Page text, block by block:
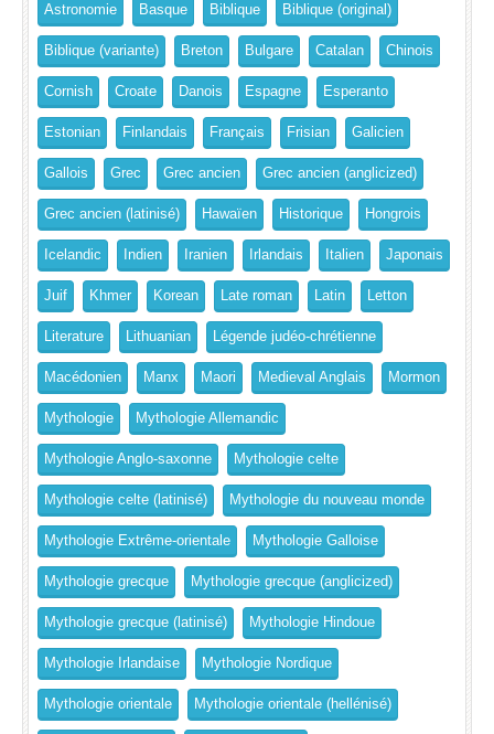
Astronomie Basque Biblique Biblique (original)
Biblique (variante) Breton Bulgare Catalan Chinois
Cornish Croate Danois Espagne Esperanto
Estonian Finlandais Français Frisian Galicien
Gallois Grec Grec ancien Grec ancien (anglicized)
Grec ancien (latinisé) Hawaïen Historique Hongrois
Icelandic Indien Iranien Irlandais Italien Japonais
Juif Khmer Korean Late roman Latin Letton
Literature Lithuanian Légende judéo-chrétienne
Macédonien Manx Maori Medieval Anglais Mormon
Mythologie Mythologie Allemandic
Mythologie Anglo-saxonne Mythologie celte
Mythologie celte (latinisé) Mythologie du nouveau monde
Mythologie Extrême-orientale Mythologie Galloise
Mythologie grecque Mythologie grecque (anglicized)
Mythologie grecque (latinisé) Mythologie Hindoue
Mythologie Irlandaise Mythologie Nordique
Mythologie orientale Mythologie orientale (hellénisé)